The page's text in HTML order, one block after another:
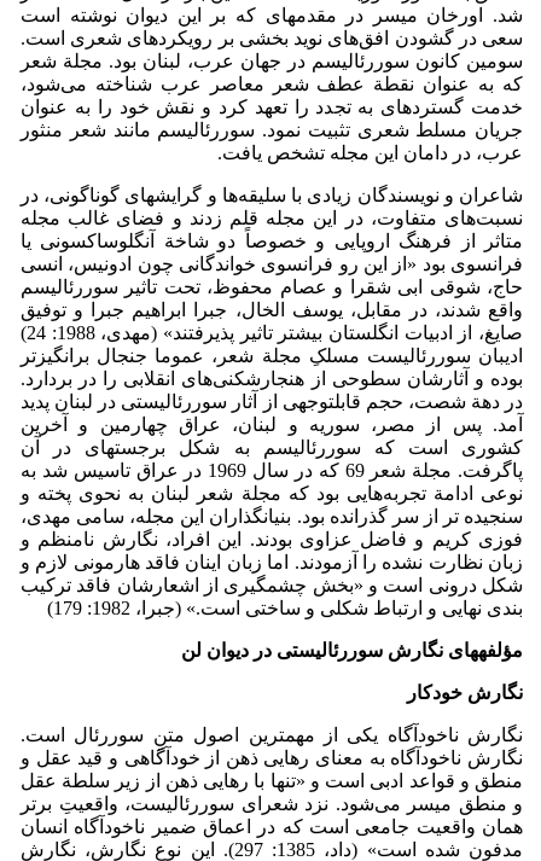
شد. اورخان میسر در مقدمه­ای که بر این دیوان نوشته است
سعی در گشودن افق‌های نوید بخشی بر رویکردهای شعری است.
سومین کانون سوررئالیسم در جهان عرب، لبنان بود. مجلة شعر
که به عنوان نقطة عطف شعر معاصر عرب شناخته می‌شود،
خدمت گسترده­ای به تجدد را تعهد کرد و نقش خود را به عنوان
جریان مسلط شعری تثبیت نمود. سوررئالیسم مانند شعر منثور
عرب، در دامان این مجله تشخص یافت.
شاعران و نویسندگان زیادی با سلیقه‌ها و گرایش­های گوناگونی، در
نسبت‌های متفاوت، در این مجله قلم زدند و فضای غالب مجله
متاثر از فرهنگ اروپایی و خصوصاً دو شاخة آنگلوساکسونی یا
فرانسوی بود «از این رو فرانسوی خواندگانی چون ادونیس، انسی
حاج، شوقی ابی شقرا و عصام محفوظ، تحت تاثیر سوررئالیسم
واقع شدند، در مقابل، یوسف الخال، جبرا ابراهیم جبرا و توفیق
صایغ، از ادبیات انگلستان بیشتر تاثیر پذیرفتند» (مهدی، 1988: 24)
ادیبان سوررئالیست ­مسلکِ مجلة شعر، عموما جنجال برانگیزتر
بوده و آثارشان سطوحی از هنجارشکنی‌های انقلابی را در بردارد.
در دهة شصت، حجم قابل­توجهی از آثار سوررئالیستی در لبنان پدید
آمد. پس از مصر، سوریه و لبنان، عراق چهارمین و آخرین
کشوری است که سوررئالیسم به شکل برجسته­ای در آن
پاگرفت. مجلة شعر 69 که در سال 1969 در عراق تاسیس شد به
نوعی ادامة تجربه‌هایی بود که مجلة شعر لبنان به نحوی پخته و
سنجیده تر از سر گذرانده بود. بنیانگذاران این مجله، سامی مهدی،
فوزی کریم و فاضل عزاوی بودند. این افراد، نگارش نامنظم و
زبان نظارت نشده را آزمودند. اما زبان اینان فاقد هارمونی لازم و
شکل درونی است و «بخش چشمگیری از اشعارشان فاقد ترکیب
بندی نهایی و ارتباط شکلی و ساختی است.» (جبرا، 1982: 179)
مؤلفه­های نگارش سوررئالیستی در دیوان لن
نگارش خودکار
نگارش ناخودآگاه یکی از مهمترین اصول متنِ سوررئال است.
نگارش ناخودآگاه به معنای رهایی ذهن از خودآگاهی و قید عقل و
منطق و قواعد ادبی است و «تنها با رهایی ذهن از زیر سلطة عقل
و منطق میسر می‌شود. نزد شعرای سوررئالیست، واقعیتِ برتر
همان واقعیت جامعی است که در اعماق ضمیر ناخودآگاه انسان
مدفون شده است» (داد، 1385: 297). این نوع نگارش، نگارش